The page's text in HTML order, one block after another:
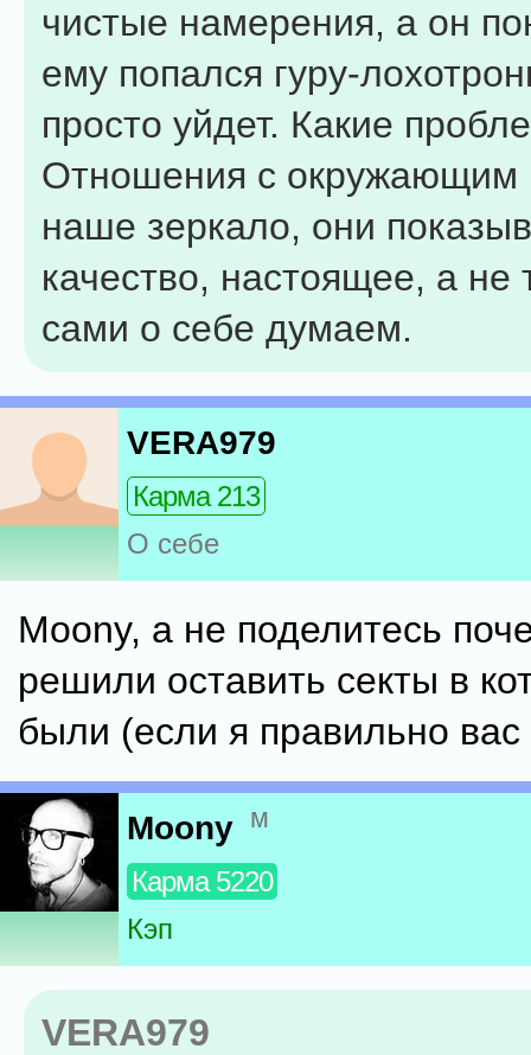
чистые намерения, а он
ему попался гуру-
просто уйдет. Какие
Отношения с окружающим
наше зеркало, они
качество, настоящее, а не
сами о себе думаем.
VERA979
Карма 213
О себе
Moony, а не поделитесь
решили оставить секты в
были (если я правильно
Moony м
Карма 5220
Кэп
VERA979